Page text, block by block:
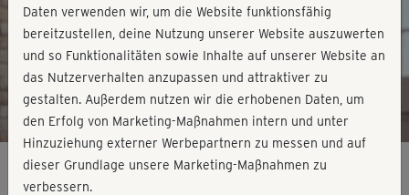
Play
Video
Daten verwenden wir, um die Website funktionsfähig
bereitzustellen, deine Nutzung unserer Website auszuwerten
und so Funktionalitäten sowie Inhalte auf unserer Website an
das Nutzerverhalten anzupassen und attraktiver zu
gestalten. Außerdem nutzen wir die erhobenen Daten, um
den Erfolg von Marketing-Maßnahmen intern und unter
Hinzuziehung externer Werbepartnern zu messen und auf
dieser Grundlage unsere Marketing-Maßnahmen zu
verbessern.